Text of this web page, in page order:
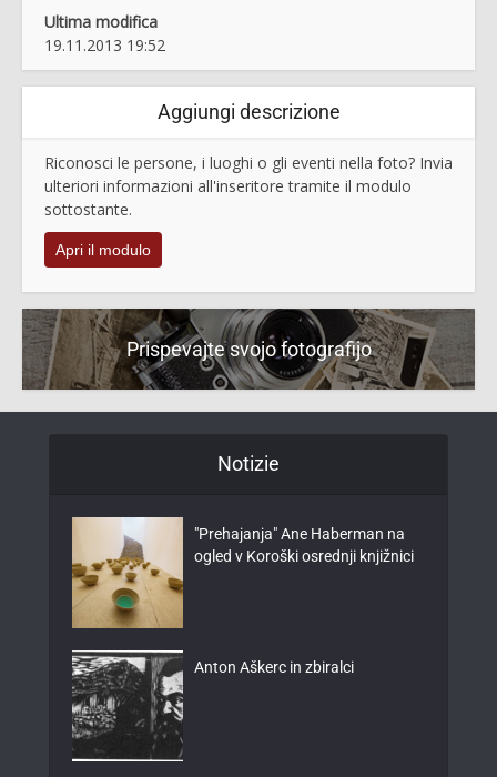
Ultima modifica
19.11.2013 19:52
Aggiungi descrizione
Riconosci le persone, i luoghi o gli eventi nella foto? Invia
ulteriori informazioni all'inseritore tramite il modulo
sottostante.
Apri il modulo
Prispevajte svojo fotografijo
Notizie
"Prehajanja" Ane Haberman na
ogled v Koroški osrednji knjižnici
Anton Aškerc in zbiralci